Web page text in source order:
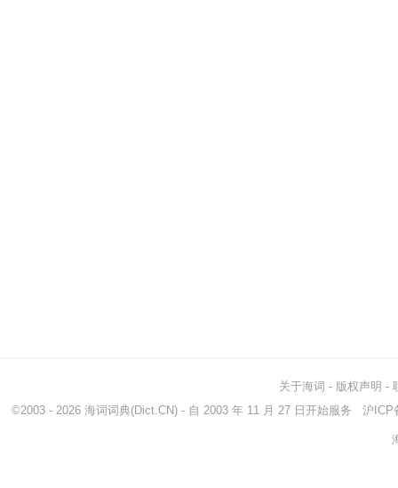
关于海词 - 版权声明 -
©2003 - 2026 海词词典(Dict.CN) - 自 2003 年 11 月 27 日开始服务 沪ICP